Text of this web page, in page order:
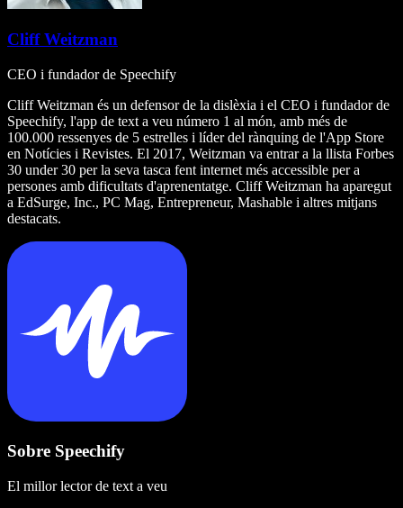
Cliff Weitzman
CEO i fundador de Speechify
Cliff Weitzman és un defensor de la dislèxia i el CEO i fundador de
Speechify, l'app de text a veu número 1 al món, amb més de
100.000 ressenyes de 5 estrelles i líder del rànquing de l'App Store
en Notícies i Revistes. El 2017, Weitzman va entrar a la llista Forbes
30 under 30 per la seva tasca fent internet més accessible per a
persones amb dificultats d'aprenentatge. Cliff Weitzman ha aparegut
a EdSurge, Inc., PC Mag, Entrepreneur, Mashable i altres mitjans
destacats.
Sobre Speechify
El millor lector de text a veu